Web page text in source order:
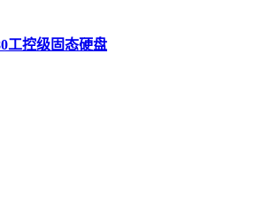
工控级固态硬盘